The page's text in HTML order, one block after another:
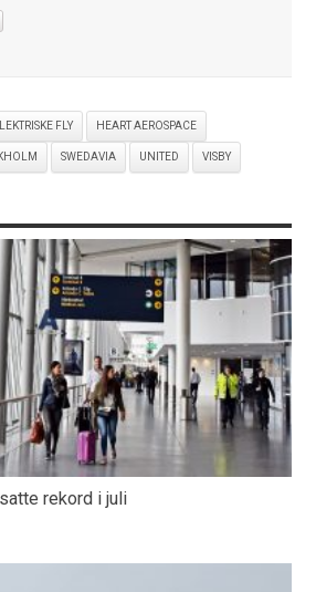
FLY HEART AEROSPACE
SWEDAVIA UNITED VISBY
rekord i juli